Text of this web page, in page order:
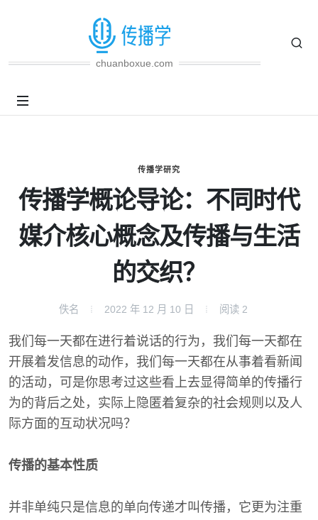
chuanboxue.com
传播学研究
传播学概论导论：不同时代
媒介核心概念及传播与生活
的交织？
佚名 2022 年 12 月 10 日 阅读 2
我们每一天都在进行着说话的行为，我们每一天都在
开展着发信息的动作，我们每一天都在从事着看新闻
的活动，可是你思考过这些看上去显得简单的传播行
为的背后之处，实际上隐匿着复杂的社会规则以及人
际方面的互动状况吗？
传播的基本性质
并非单纯只是信息的单向传递才叫传播，它更为注重